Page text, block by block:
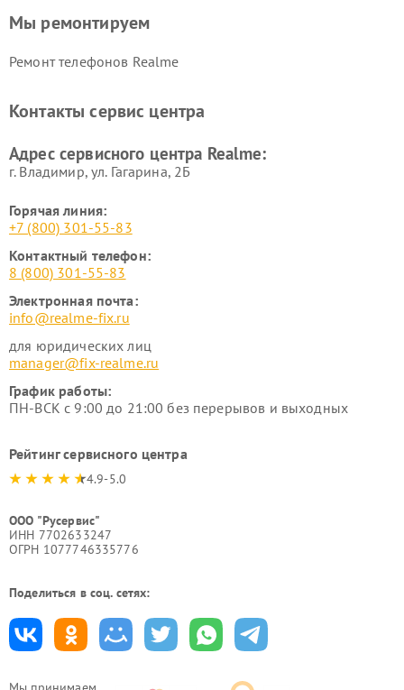
Мы ремонтируем
Ремонт телефонов Realme
Контакты сервис центра
Адрес сервисного центра Realme:
г. Владимир, ул. Гагарина, 2Б
Горячая линия:
+7 (800) 301-55-83
Контактный телефон:
8 (800) 301-55-83
Электронная почта:
info@realme-fix.ru
для юридических лиц
manager@fix-realme.ru
График работы:
ПН-ВСК с 9:00 до 21:00 без перерывов и выходных
Рейтинг сервисного центра
4.9-5.0
ООО "Русервис"
ИНН 7702633247
ОГРН 1077746335776
Поделиться в соц. сетях: